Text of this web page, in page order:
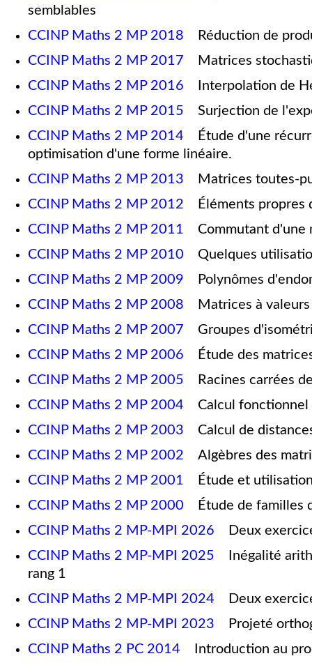
semblables
CCINP Maths 2 MP 2018 Réduction de
CCINP Maths 2 MP 2017 Matrices
CCINP Maths 2 MP 2016 Interpolation de
CCINP Maths 2 MP 2015 Surjection de
CCINP Maths 2 MP 2014 Étude d'une
optimisation d'une forme linéaire.
CCINP Maths 2 MP 2013 Matrices toutes-
CCINP Maths 2 MP 2012 Éléments propres
CCINP Maths 2 MP 2011 Commutant d'une
CCINP Maths 2 MP 2010 Quelques
CCINP Maths 2 MP 2009 Polynômes
CCINP Maths 2 MP 2008 Matrices à valeurs
CCINP Maths 2 MP 2007 Groupes
CCINP Maths 2 MP 2006 Étude des
CCINP Maths 2 MP 2005 Racines carrées
CCINP Maths 2 MP 2004 Calcul fonctionnel
CCINP Maths 2 MP 2003 Calcul de
CCINP Maths 2 MP 2002 Algèbres des
CCINP Maths 2 MP 2001 Étude et utilisation
CCINP Maths 2 MP 2000 Étude de familles
CCINP Maths 2 MP-MPI 2026 Deux
CCINP Maths 2 MP-MPI 2025 Inégalité
rang 1
CCINP Maths 2 MP-MPI 2024 Deux
CCINP Maths 2 MP-MPI 2023 Projeté
CCINP Maths 2 PC 2014 Introduction au